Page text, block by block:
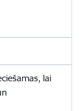
lai